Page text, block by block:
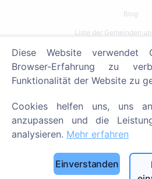
Blog
Liste der Gemeinden
Cookie-
Suche
Bestattete
Friedhöfe
Diese Website verwendet
Browser-Erfahrung zu
Funktionalität der Website zu
Cookies helfen uns, uns
anzupassen und die
analysieren. Mehr erfahren
Einverstanden